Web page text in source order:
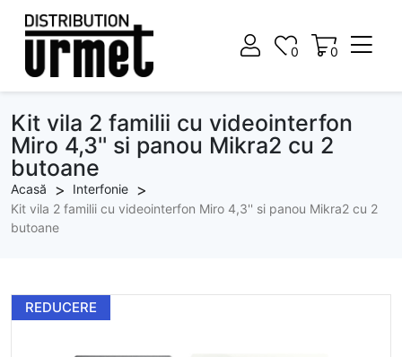
0
0 0
Kit vila 2 familii cu videointerfon
Miro 4,3'' si panou Mikra2 cu 2
butoane
Acasă
Interfonie
Kit vila 2 familii cu videointerfon Miro 4,3'' si panou Mikra2 cu 2
butoane
REDUCERE